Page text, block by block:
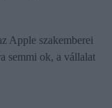
Apple szakemberei
semmi ok, a vállalat